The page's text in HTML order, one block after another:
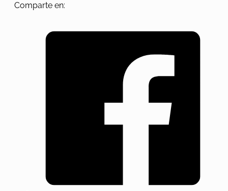
Comparte en: